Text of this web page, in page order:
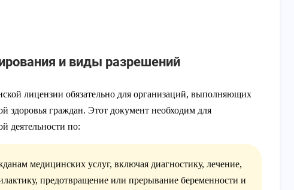
и виды разрешений
лицензии обязательно для организаций, выполняющих
здоровья граждан. Этот документ необходим для
деятельности по:
медицинских услуг, включая диагностику, лечение,
предотвращение или прерывание беременности и